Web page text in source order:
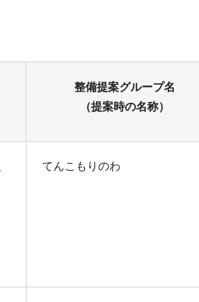
整備提案グループ名
（提案時の名称）
てんこもりのわ